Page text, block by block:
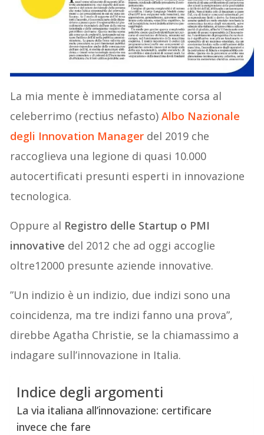
La mia mente è immediatamente corsa al
celeberrimo (rectius nefasto)Albo Nazionale
degli Innovation Manager del 2019 che
raccoglieva una legione di quasi 10.000
autocertificati presunti esperti in innovazione
tecnologica.
Oppure al Registro delle Startup o PMI
innovative del 2012 che ad oggi accoglie
oltre12000 presunte aziende innovative.
”Un indizio è un indizio, due indizi sono una
coincidenza, ma tre indizi fanno una prova”,
direbbe Agatha Christie, se la chiamassimo a
indagare sull’innovazione in Italia.
Indice degli argomenti
La via italiana all’innovazione: certificare
invece che fare